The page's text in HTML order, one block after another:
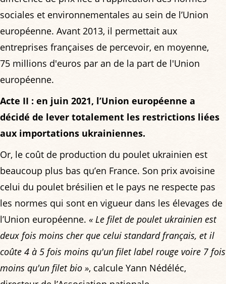
sociales et environnementales au sein de l’Union
européenne. Avant 2013, il permettait aux
entreprises françaises de percevoir, en moyenne,
75 millions d'euros par an de la part de l'Union
européenne.
Acte II : en juin 2021, l’Union européenne a
décidé de lever totalement les restrictions liées
aux importations ukrainiennes.
Or, le coût de production du poulet ukrainien est
beaucoup plus bas qu’en France. Son prix avoisine
celui du poulet brésilien et le pays ne respecte pas
les normes qui sont en vigueur dans les élevages de
l’Union européenne. « Le filet de poulet ukrainien est
deux fois moins cher que celui standard français, et il
coûte 4 à 5 fois moins qu'un filet label rouge voire 7 fois
moins qu'un filet bio », calcule Yann Nédéléc,